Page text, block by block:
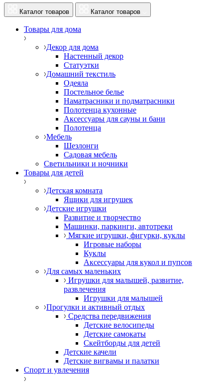
Каталог товаров Каталог товаров
Товары для дома
Декор для дома
Настенный декор
Статуэтки
Домашний текстиль
Одеяла
Постельное белье
Наматрасники и подматрасники
Полотенца кухонные
Аксессуары для сауны и бани
Полотенца
Мебель
Шезлонги
Садовая мебель
Светильники и ночники
Товары для детей
Детская комната
Ящики для игрушек
Детские игрушки
Развитие и творчество
Машинки, паркинги, автотреки
Мягкие игрушки, фигурки, куклы
Игровые наборы
Куклы
Аксессуары для кукол и пупсов
Для самых маленьких
Игрушки для малышей, развитие,
развлечения
Игрушки для малышей
Прогулки и активный отдых
Средства передвижения
Детские велосипеды
Детские самокаты
Скейтборды для детей
Детские качели
Детские вигвамы и палатки
Спорт и увлечения